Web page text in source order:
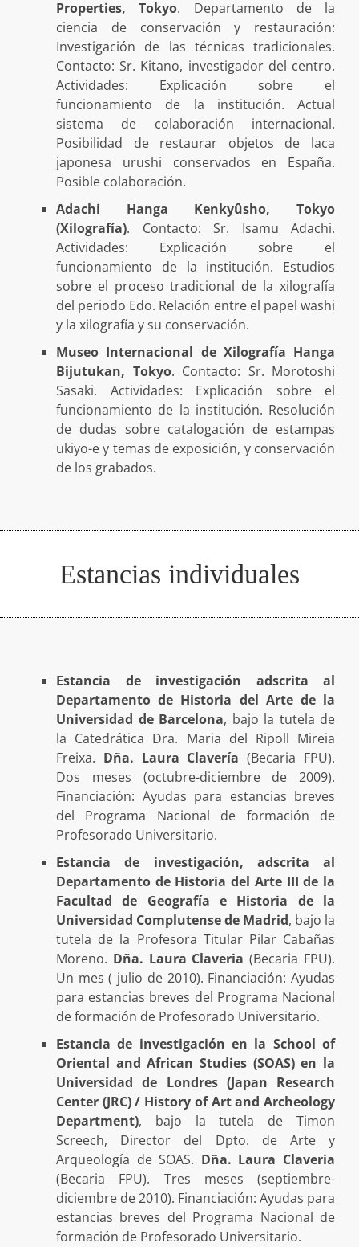
Properties, Tokyo. Departamento de la
ciencia de conservación y restauración:
Investigación de las técnicas tradicionales.
Contacto: Sr. Kitano, investigador del centro.
Actividades: Explicación sobre el
funcionamiento de la institución. Actual
sistema de colaboración internacional.
Posibilidad de restaurar objetos de laca
japonesa urushi conservados en España.
Posible colaboración.
Adachi Hanga Kenkyûsho, Tokyo
(Xilografía). Contacto: Sr. Isamu Adachi.
Actividades: Explicación sobre el
funcionamiento de la institución. Estudios
sobre el proceso tradicional de la xilografía
del periodo Edo. Relación entre el papel washi
y la xilografía y su conservación.
Museo Internacional de Xilografía Hanga
Bijutukan, Tokyo. Contacto: Sr. Morotoshi
Sasaki. Actividades: Explicación sobre el
funcionamiento de la institución. Resolución
de dudas sobre catalogación de estampas
ukiyo-e y temas de exposición, y conservación
de los grabados.
Estancias individuales
Estancia de investigación adscrita al
Departamento de Historia del Arte de la
Universidad de Barcelona, bajo la tutela de
la Catedrática Dra. Maria del Ripoll Mireia
Freixa. Dña. Laura Clavería (Becaria FPU).
Dos meses (octubre-diciembre de 2009).
Financiación: Ayudas para estancias breves
del Programa Nacional de formación de
Profesorado Universitario.
Estancia de investigación, adscrita al
Departamento de Historia del Arte III de la
Facultad de Geografía e Historia de la
Universidad Complutense de Madrid, bajo la
tutela de la Profesora Titular Pilar Cabañas
Moreno. Dña. Laura Claveria (Becaria FPU).
Un mes ( julio de 2010). Financiación: Ayudas
para estancias breves del Programa Nacional
de formación de Profesorado Universitario.
Estancia de investigación en la School of
Oriental and African Studies (SOAS) en la
Universidad de Londres (Japan Research
Center (JRC) / History of Art and Archeology
Department), bajo la tutela de Timon
Screech, Director del Dpto. de Arte y
Arqueología de SOAS. Dña. Laura Claveria
(Becaria FPU). Tres meses (septiembre-
diciembre de 2010). Financiación: Ayudas para
estancias breves del Programa Nacional de
formación de Profesorado Universitario.